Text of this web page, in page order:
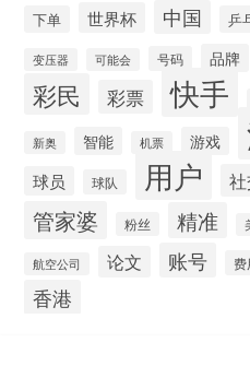
下单 世界杯 中国 乒
变压器 可能会 号码 品牌
彩民 彩票 快手
新奥 智能 机票 游戏
球员 球队 用户
管家婆 粉丝 精准
航空公司 论文 账号 费
香港